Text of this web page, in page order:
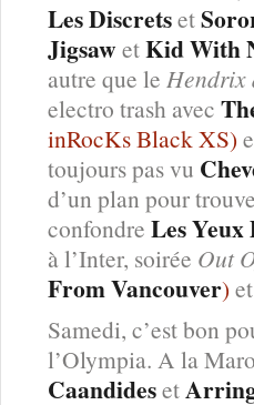
Les Discretset
Jigsaw etKid With
autre que le Hendrix
electro trash avec
inRocKs Black XS)
toujours pas vu
d’un plan pour
confondre Les Yeux
à l’Inter, soirée Out
From Vancouver) et
Samedi, c’est bon
l’Olympia. A la
Caandideset